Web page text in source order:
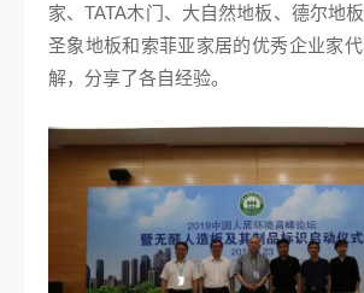
家、TATA木门、大自然地板、德尔地
圣象地板和索菲亚家居的优秀企业家
解，分享了各自经验。